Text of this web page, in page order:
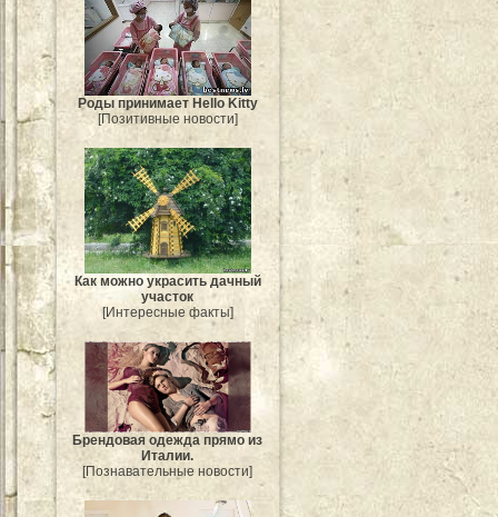
Роды принимает Hello Kitty
[Позитивные новости]
Как можно украсить дачный
участок
[Интересные факты]
Брендовая одежда прямо из
Италии.
[Познавательные новости]